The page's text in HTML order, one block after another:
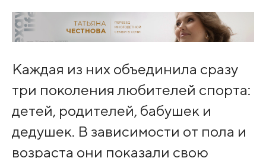
Каждая из них объединила сразу
три поколения любителей спорта:
детей, родителей, бабушек и
дедушек. В зависимости от пола и
возраста они показали свою